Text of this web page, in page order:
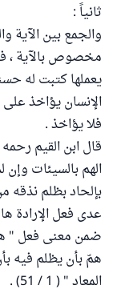
ثانياً :
والجمع بين الآية
مخصوص بالآية ،
يعملها كتبت له
الإنسان يؤاخذ
فلا يؤاخذ .
قال ابن القيم
الهم بالسيئات وإن
عدى فعل الإرادة
ضمن معنى فعل "
همّ بأن يظلم فيه
المعاد " ( 1 / 51) .